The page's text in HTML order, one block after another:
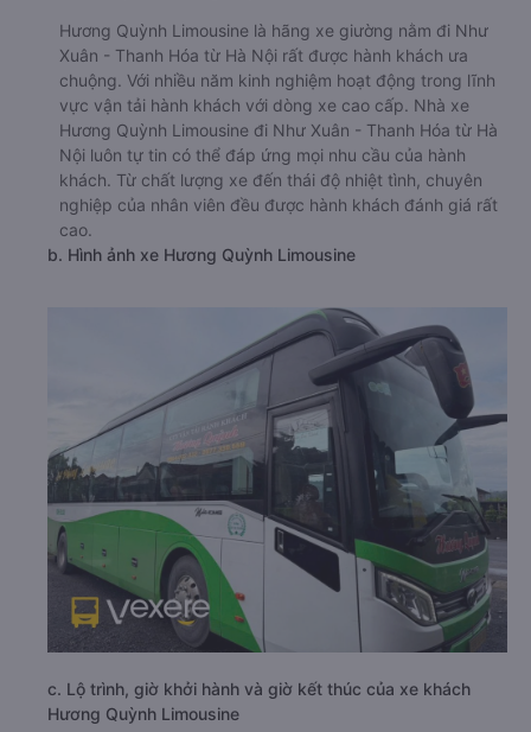
Hương Quỳnh Limousine là hãng xe giường nằm đi Như
Xuân - Thanh Hóa từ Hà Nội rất được hành khách ưa
chuộng. Với nhiều năm kinh nghiệm hoạt động trong lĩnh
vực vận tải hành khách với dòng xe cao cấp. Nhà xe
Hương Quỳnh Limousine đi Như Xuân - Thanh Hóa từ Hà
Nội luôn tự tin có thể đáp ứng mọi nhu cầu của hành
khách. Từ chất lượng xe đến thái độ nhiệt tình, chuyên
nghiệp của nhân viên đều được hành khách đánh giá rất
cao.
b. Hình ảnh xe Hương Quỳnh Limousine
c. Lộ trình, giờ khởi hành và giờ kết thúc của xe khách
Hương Quỳnh Limousine